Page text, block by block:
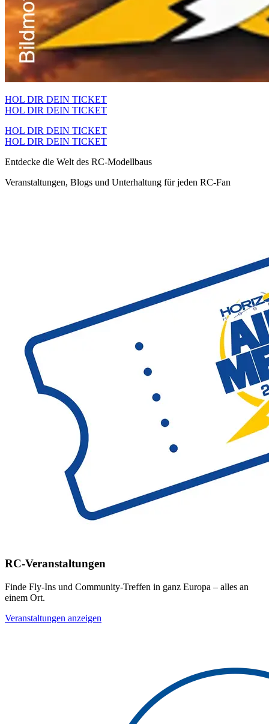
HOL DIR DEIN TICKET
HOL DIR DEIN TICKET
HOL DIR DEIN TICKET
HOL DIR DEIN TICKET
Entdecke die Welt des RC-Modellbaus
Veranstaltungen, Blogs und Unterhaltung für jeden RC-Fan
RC-Veranstaltungen
Finde Fly-Ins und Community-Treffen in ganz Europa – alles an
einem Ort.
Veranstaltungen anzeigen